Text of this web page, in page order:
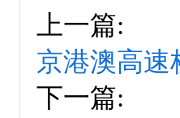
上一篇:
京港澳高速
下一篇: